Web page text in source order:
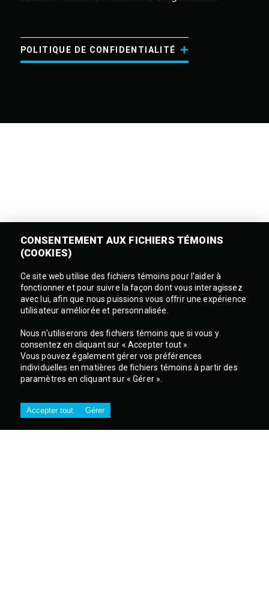
CONSENTEMENT AUX FICHIERS TÉMOINS
(COOKIES)
Ce site web utilise des fichiers témoins pour l'aider à
fonctionner et pour suivre la façon dont vous interagissez
avec lui, afin que nous puissions vous offrir une expérience
utilisateur améliorée et personnalisée.
Nous n'utiliserons des fichiers témoins que si vous y
consentez en cliquant sur « Accepter tout ».
Vous pouvez également gérer vos préférences
individuelles en matières de fichiers témoins à partir des
paramètres en cliquant sur « Gérer ».
Accepter tout Gérer
POLITIQUE DE CONFIDENTIALITÉ